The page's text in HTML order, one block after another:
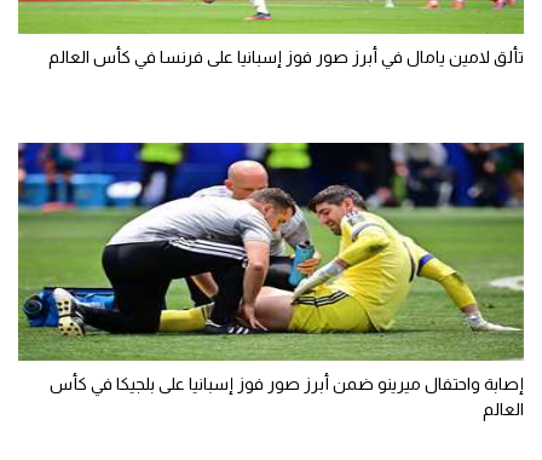
تألق لامين يامال في أبرز صور فوز إسبانيا على فرنسا في كأس العالم
إصابة واحتفال ميرينو ضمن أبرز صور فوز إسبانيا على بلجيكا في كأس
العالم